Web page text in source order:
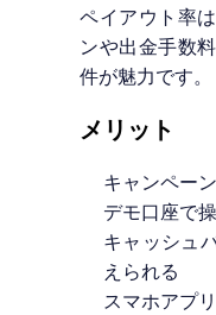
ペイアウト率
ンや出金手数
件が魅力です。
メリット
キャンペー
デモ口座で
キャッシュ
えられる
スマホアプ